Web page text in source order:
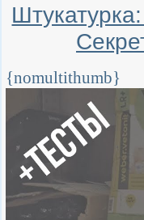
{nomultithumb}